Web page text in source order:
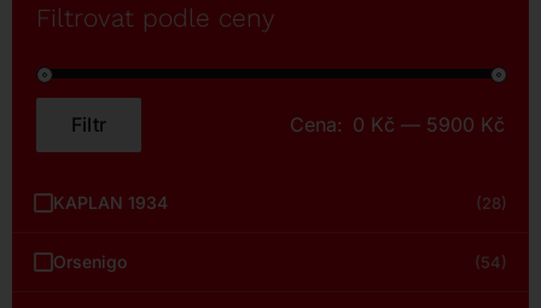
Filtrovat podle ceny
Minimální
Maximální
Filtr Cena: 0 Kč — 5900 Kč
KAPLAN 1934 (28)
Orsenigo (54)